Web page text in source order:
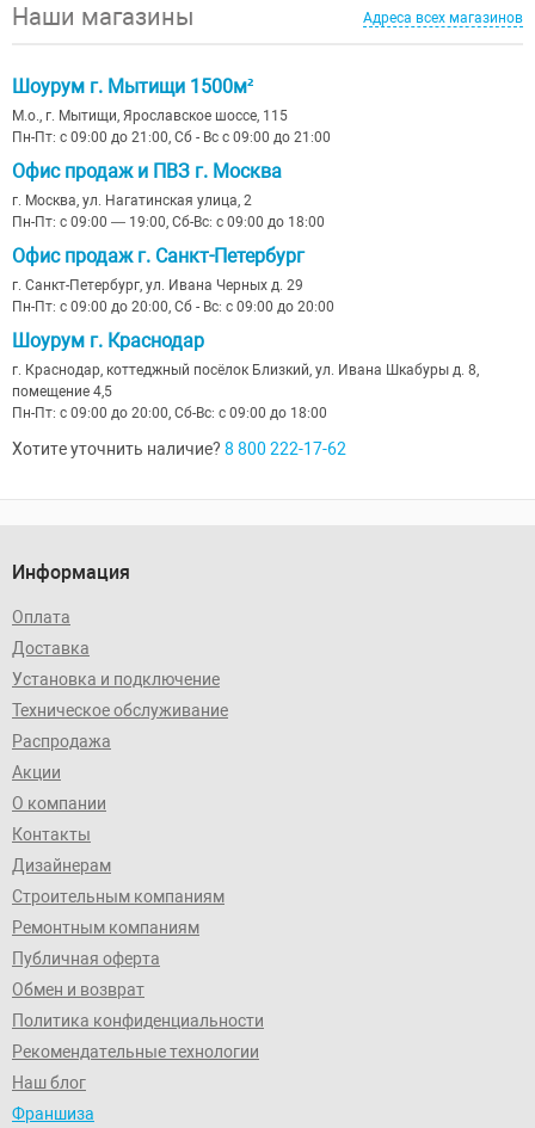
Наши магазины Адреса всех магазинов
Шоурум г. Мытищи 1500м²
М.о., г. Мытищи, Ярославское шоссе, 115
Пн-Пт: с 09:00 до 21:00, Сб - Вс с 09:00 до 21:00
Офис продаж и ПВЗ г. Москва
г. Москва, ул. Нагатинская улица, 2
Пн-Пт: с 09:00 — 19:00, Сб-Вс: с 09:00 до 18:00
Офис продаж г. Санкт-Петербург
г. Санкт-Петербург, ул. Ивана Черных д. 29
Пн-Пт: с 09:00 до 20:00, Сб - Вс: с 09:00 до 20:00
Шоурум г. Краснодар
г. Краснодар, коттеджный посёлок Близкий, ул. Ивана Шкабуры д. 8,
помещение 4,5
Пн-Пт: с 09:00 до 20:00, Сб-Вс: с 09:00 до 18:00
Хотите уточнить наличие? 8 800 222-17-62
Информация
Оплата
Доставка
Установка и подключение
Техническое обслуживание
Распродажа
Акции
О компании
Контакты
Дизайнерам
Строительным компаниям
Ремонтным компаниям
Публичная оферта
Обмен и возврат
Политика конфиденциальности
Рекомендательные технологии
Наш блог
Франшиза